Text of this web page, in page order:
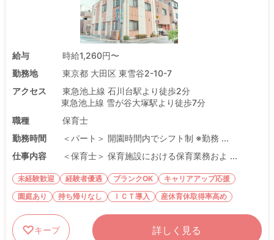
給与
時給1,260円〜
勤務地
東京都 大田区 東雪谷2-10-7
アクセス
東急池上線 石川台駅より徒歩2分
東急池上線 雪が谷大塚駅より徒歩7分
職種
保育士
勤務時間
＜パート＞ 開園時間内でシフト制 ※勤務 ...
仕事内容
＜保育士＞ 保育施設における保育業務およ ...
未経験歓迎 経験者優遇 ブランクOK
キャリアアップ応援
園庭あり
持ち帰りなし ＩＣＴ導入 産休育休取得率高め
キープ 詳しく見る